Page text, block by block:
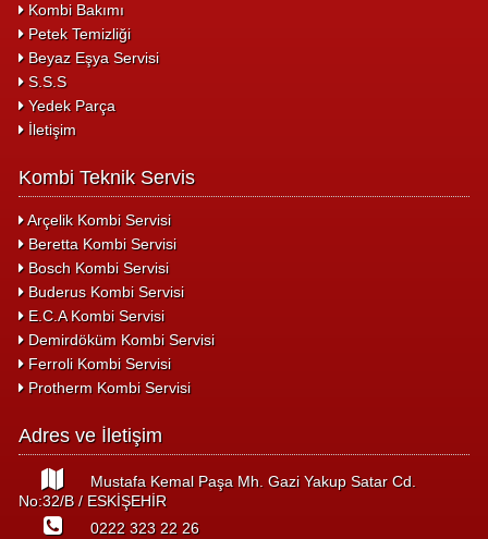
Kombi Bakımı
Petek Temizliği
Beyaz Eşya Servisi
S.S.S
Yedek Parça
İletişim
Kombi Teknik Servis
Arçelik Kombi Servisi
Beretta Kombi Servisi
Bosch Kombi Servisi
Buderus Kombi Servisi
E.C.A Kombi Servisi
Demirdöküm Kombi Servisi
Ferroli Kombi Servisi
Protherm Kombi Servisi
Adres ve İletişim
Mustafa Kemal Paşa Mh. Gazi Yakup Satar Cd.
No:32/B / ESKİŞEHİR
0222 323 22 26